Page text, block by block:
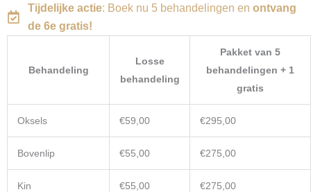
Tijdelijke actie: Boek nu 5 behandelingen en ontvang
de 6e gratis!
Behandeling
Losse
behandeling
Pakket van 5
behandelingen + 1
gratis
Oksels €59,00 €295,00
Bovenlip €55,00 €275,00
Kin €55,00 €275,00